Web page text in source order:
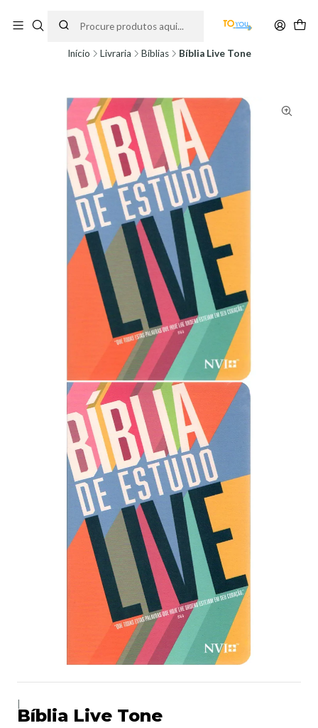
partir do dia 11 de Agosto, às 10H.
Início Livraria Bíblias Bíblia Live Tone
Bíblia Live Tone